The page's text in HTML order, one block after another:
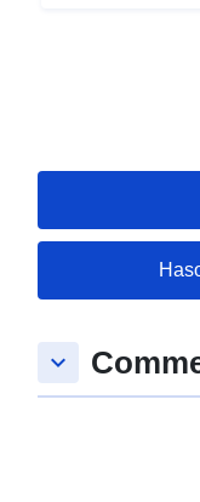
keyboard_arrow_down